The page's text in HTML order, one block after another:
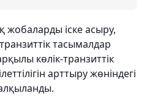
іске асыру,
тасымалдар
көлік-транзиттік
арттыру жөніндегі